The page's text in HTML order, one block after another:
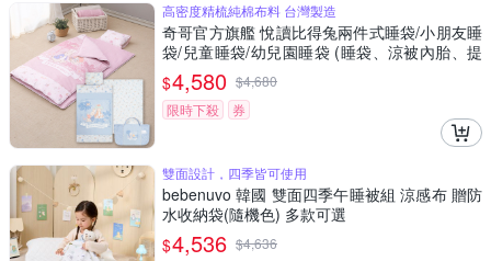
高密度精梳純棉布料 台灣製造
奇哥官方旗艦 悅讀比得兔兩件式睡袋/小朋友睡
袋/兒童睡袋/幼兒園睡袋 (睡袋、涼被內胎、提
袋)
$4,580 $4,680
限時下殺
券
雙面設計，四季皆可使用
bebenuvo 韓國 雙面四季午睡被組 涼感布 贈防
水收納袋(隨機色) 多款可選
$4,536 $4,636